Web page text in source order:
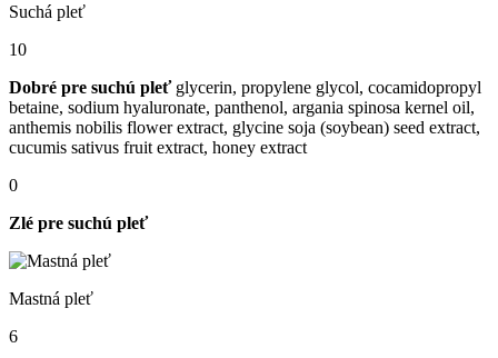
Suchá pleť
10
Dobré pre suchú pleť glycerin, propylene glycol, cocamidopropyl
betaine, sodium hyaluronate, panthenol, argania spinosa kernel oil,
anthemis nobilis flower extract, glycine soja (soybean) seed extract,
cucumis sativus fruit extract, honey extract
0
Zlé pre suchú pleť
Mastná pleť
6